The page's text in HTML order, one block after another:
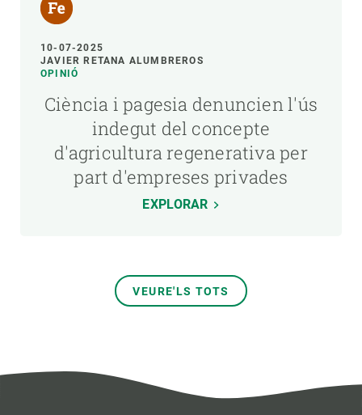
10-07-2025
JAVIER RETANA ALUMBREROS
OPINIÓ
Ciència i pagesia denuncien l'ús
indegut del concepte
d'agricultura regenerativa per
part d'empreses privades
EXPLORAR
VEURE'LS TOTS